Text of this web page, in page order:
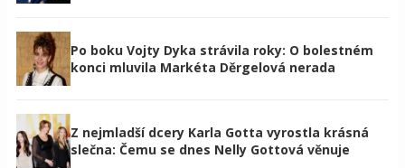
Po boku Vojty Dyka strávila roky: O bolestném
konci mluvila Markéta Děrgelová nerada
Z nejmladší dcery Karla Gotta vyrostla krásná
slečna: Čemu se dnes Nelly Gottová věnuje